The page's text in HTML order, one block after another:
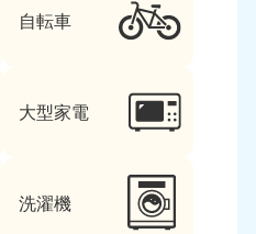
自転車
大型家電
洗濯機